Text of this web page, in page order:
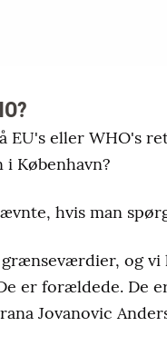
EU's eller WHO's
København?
hvis man
grænseværdier, og
er forældede. De
Jovanovic